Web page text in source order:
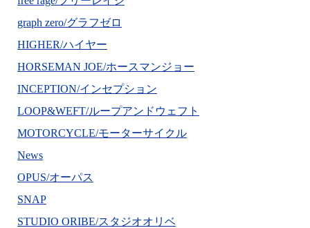
graph zero/グラフゼロ
HIGHER/ハイヤー
HORSEMAN JOE/ホースマンジョー
INCEPTION/インセプション
LOOP&WEFT/ループアンドウェフト
MOTORCYCLE/モーターサイクル
News
OPUS/オーパス
SNAP
STUDIO ORIBE/スタジオオリベ